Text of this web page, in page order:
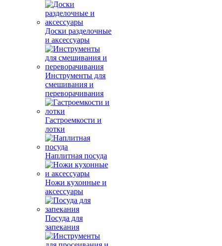
Доски разделочные
и аксессуары
Инструменты для
смешивания и
переворачивания
Гастроемкости и
лотки
Наплитная посуда
Ножи кухонные и
аксессуары
Посуда для
запекания